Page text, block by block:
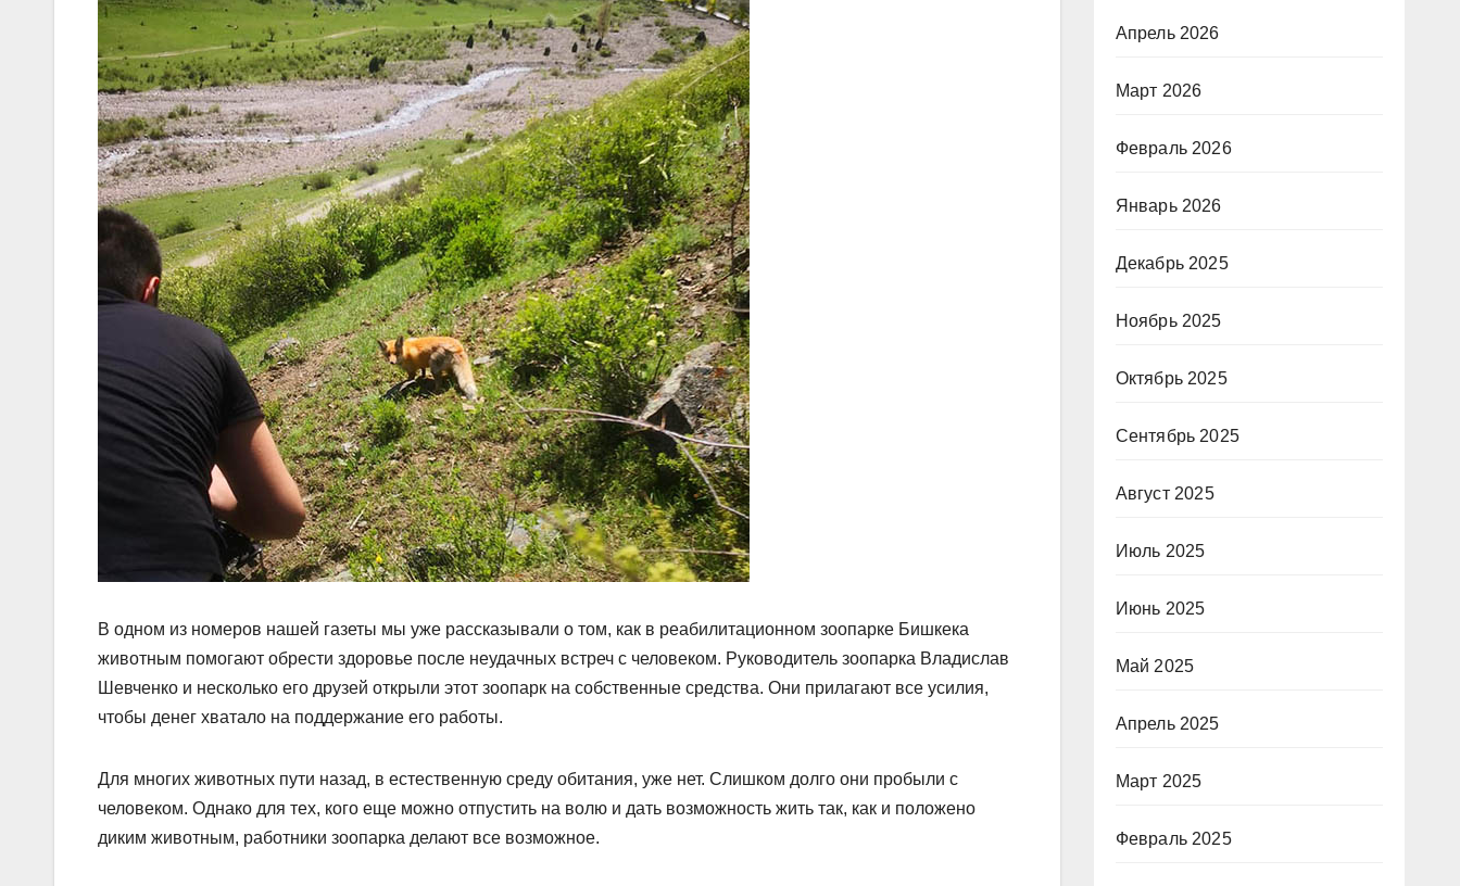
В одном из номеров нашей газеты мы уже рассказывали о том, как в реабилитационном зоопарке Бишкека
животным помогают обрести здоровье после неудачных встреч с человеком. Руководитель зоопарка Владислав
Шевченко и несколько его друзей открыли этот зоопарк на собственные средства. Они прилагают все усилия,
чтобы денег хватало на поддержание его работы.
Для многих животных пути назад, в естественную среду обитания, уже нет. Слишком долго они пробыли с
человеком. Однако для тех, кого еще можно отпустить на волю и дать возможность жить так, как и положено
диким животным, работники зоопарка делают все возможное.
Апрель 2026
Март 2026
Февраль 2026
Январь 2026
Декабрь 2025
Ноябрь 2025
Октябрь 2025
Сентябрь 2025
Август 2025
Июль 2025
Июнь 2025
Май 2025
Апрель 2025
Март 2025
Февраль 2025